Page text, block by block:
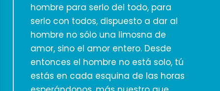
hombre para serlo del todo, para
serlo con todos, dispuesto a dar al
hombre no sólo una limosna de
amor, sino el amor entero. Desde
entonces el hombre no está solo, tú
estás en cada esquina de las horas